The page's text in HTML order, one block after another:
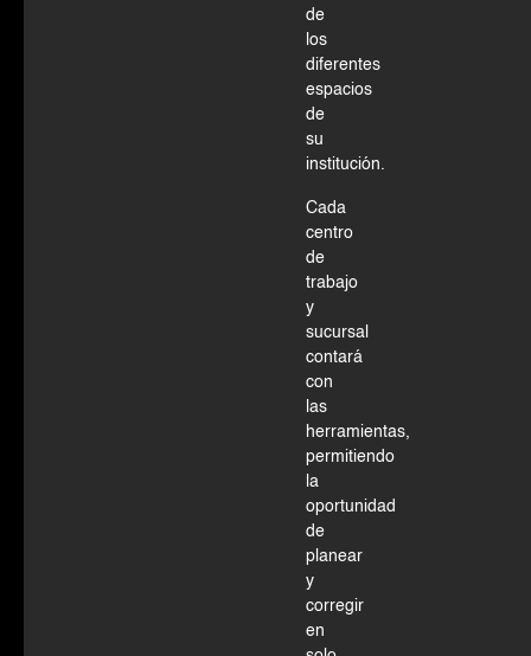
de
los
diferentes
espacios
de
su
institución.
Cada
centro
de
trabajo
y
sucursal
contará
con
las
herramientas,
permitiendo
la
oportunidad
de
planear
y
corregir
en